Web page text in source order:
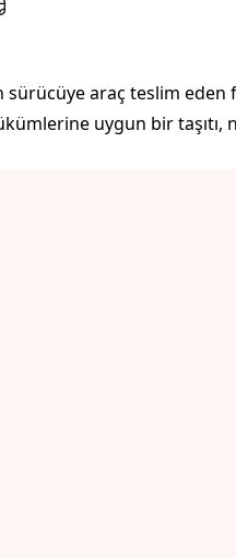
araç teslim eden
uygun bir taşıtı,